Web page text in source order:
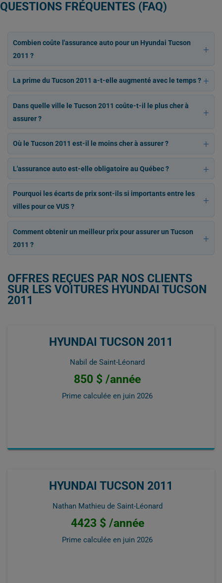
QUESTIONS FRÉQUENTES (FAQ)
Combien coûte l'assurance auto pour un Hyundai Tucson
2011 ?
La prime du Tucson 2011 a-t-elle augmenté avec le temps ?
Dans quelle ville le Tucson 2011 coûte-t-il le plus cher à
assurer ?
Où le Tucson 2011 est-il le moins cher à assurer ?
L'assurance auto est-elle obligatoire au Québec ?
Pourquoi les écarts de prix sont-ils si importants entre les
villes pour ce VUS ?
Comment obtenir un meilleur prix pour assurer un Tucson
2011 ?
OFFRES REÇUES PAR NOS CLIENTS
SUR LES VOITURES HYUNDAI TUCSON
2011
HYUNDAI TUCSON 2011
Nabil de Saint-Léonard
850 $ /année
Prime calculée en juin 2026
HYUNDAI TUCSON 2011
Nathan Mathieu de Saint-Léonard
4423 $ /année
Prime calculée en juin 2026